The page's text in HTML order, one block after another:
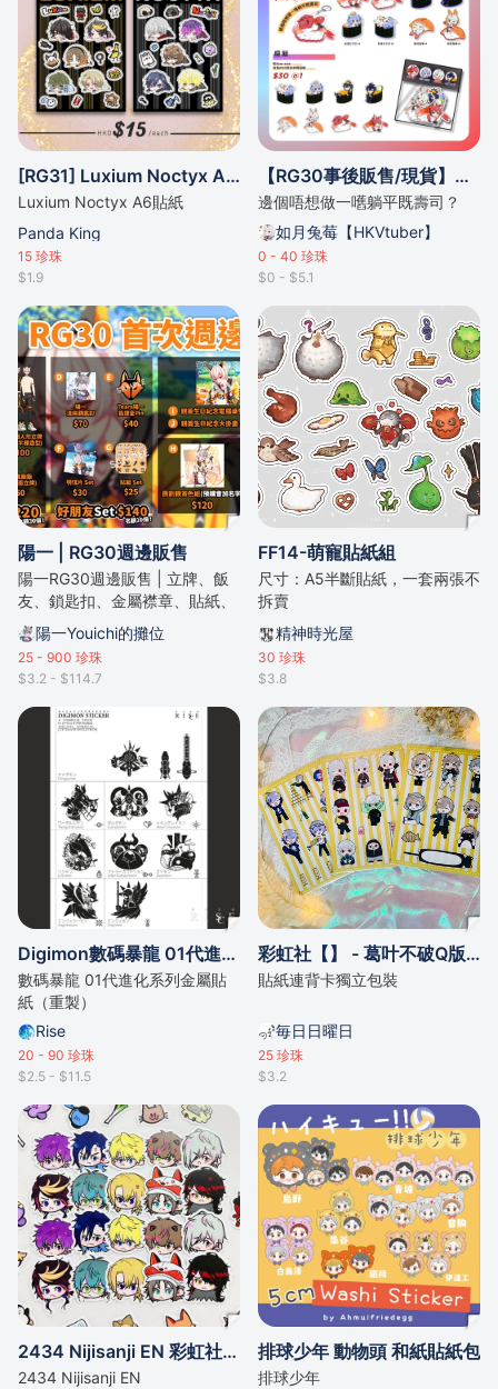
[RG31] Luxium Noctyx A6貼紙
Luxium Noctyx A6貼紙
Panda King
15 珍珠
$1.9
【RG30事後販售/現貨】合作壽司商品【如月兔莓/赤津明里/雨宮みずき/天宮むすび】
邊個唔想做一嚿躺平既壽司？
如月兔莓【HKVtuber】
0 - 40 珍珠
$0 - $5.1
陽一 | RG30週邊販售
陽一RG30週邊販售 | 立牌、飯
友、鎖匙扣、金屬襟章、貼紙、
明信片、親簽色紙、電腦桌墊、
掛畫 | 售完即止
陽一Youichi的攤位
25 - 900 珍珠
$3.2 - $114.7
FF14-萌寵貼紙組
尺寸：A5半斷貼紙，一套兩張不
拆賣
精神時光屋
30 珍珠
$3.8
Digimon數碼暴龍 01代進化系列金屬貼紙（重製）
數碼暴龍 01代進化系列金屬貼
紙（重製）
Rise
20 - 90 珍珠
$2.5 - $11.5
彩虹社【】 - 葛叶不破Q版貼紙
貼紙連背卡獨立包裝
毎日日曜日
25 珍珠
$3.2
2434 Nijisanji EN 彩虹社 Luxiem Noctyx 貼紙包
2434 Nijisanji EN
排球少年 動物頭 和紙貼紙包
排球少年